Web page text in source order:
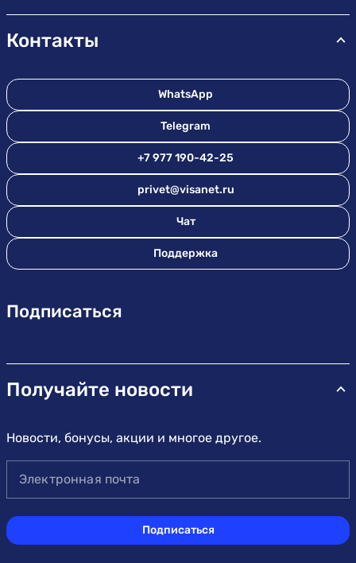
Контакты
WhatsApp
Telegram
+7 977 190-42-25
privet@visanet.ru
Чат
Поддержка
Подписаться
Получайте новости
Новости, бонусы, акции и многое другое.
Электронная почта
Подписаться